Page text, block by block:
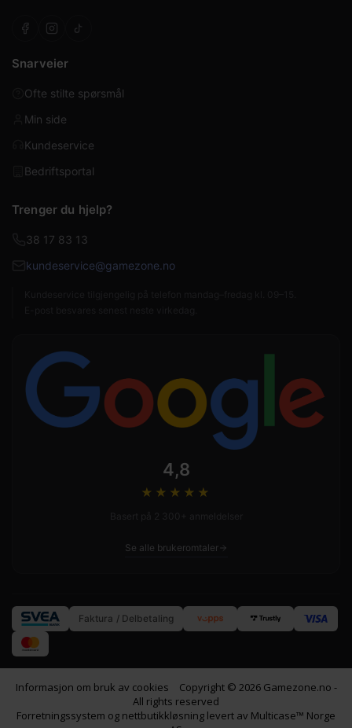
Snarveier
Ofte stilte spørsmål
Min side
Kundeservice
Bedriftsportal
Trenger du hjelp?
38 17 83 13
kundeservice@gamezone.no
4,8
★★★★ ★
Se alle brukeromtaler
Faktura / Delbetaling
Informasjon om bruk av cookies
Copyright © 2026 Gamezone.no -
All rights reserved
Forretningssystem og nettbutikkløsning levert av Multicase™ Norge